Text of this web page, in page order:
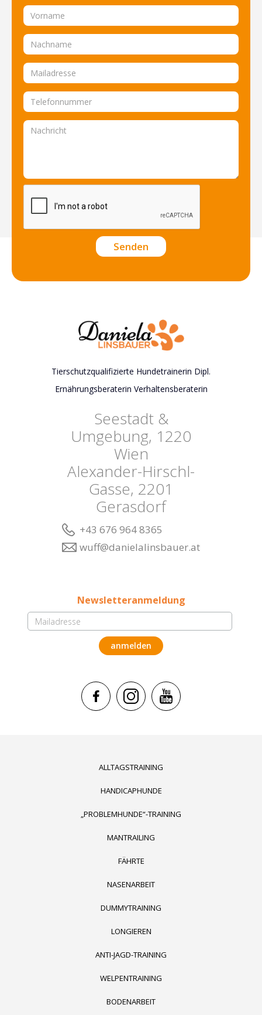
Tierschutzqualifizierte Hundetrainerin Dipl.
Ernährungsberaterin Verhaltensberaterin
Seestadt &
Umgebung, 1220
Wien
Alexander-Hirschl-
Gasse, 2201
Gerasdorf
+43 676 964 8365
wuff@danielalinsbauer.at
Newsletteranmeldung
ALLTAGSTRAINING
HANDICAPHUNDE
„PROBLEMHUNDE“-TRAINING
MANTRAILING
FÄHRTE
NASENARBEIT
DUMMYTRAINING
LONGIEREN
ANTI-JAGD-TRAINING
WELPENTRAINING
BODENARBEIT